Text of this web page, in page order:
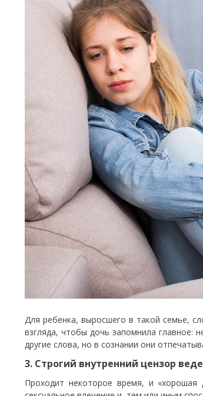
Для ребенка, выросшего в такой семье,
взгляда, чтобы дочь запомнила
другие слова, но в сознании они
3. Строгий внутренний цензор
Проходит некоторое время, и «хорошая